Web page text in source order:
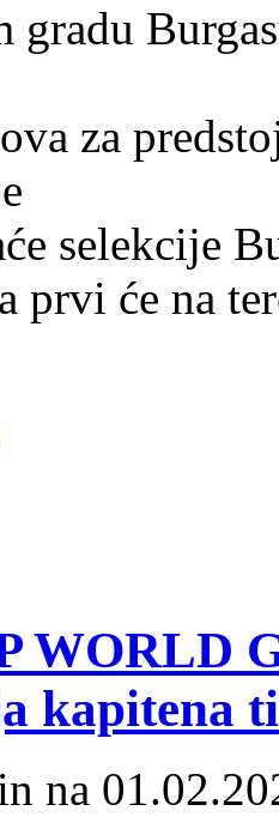
gradu
za
selekcije
prvi će na
WORLD
kapitena
na